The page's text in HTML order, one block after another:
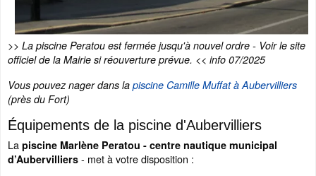
>> La piscine Peratou est fermée jusqu'à nouvel ordre - Voir le site
officiel de la Mairie si réouverture prévue. << info 07/2025
Vous pouvez nager dans la piscine Camille Muffat à Aubervilliers
(près du Fort)
Équipements de la piscine d'Aubervilliers
La piscine Marlène Peratou - centre nautique municipal
d’Aubervilliers - met à votre disposition :